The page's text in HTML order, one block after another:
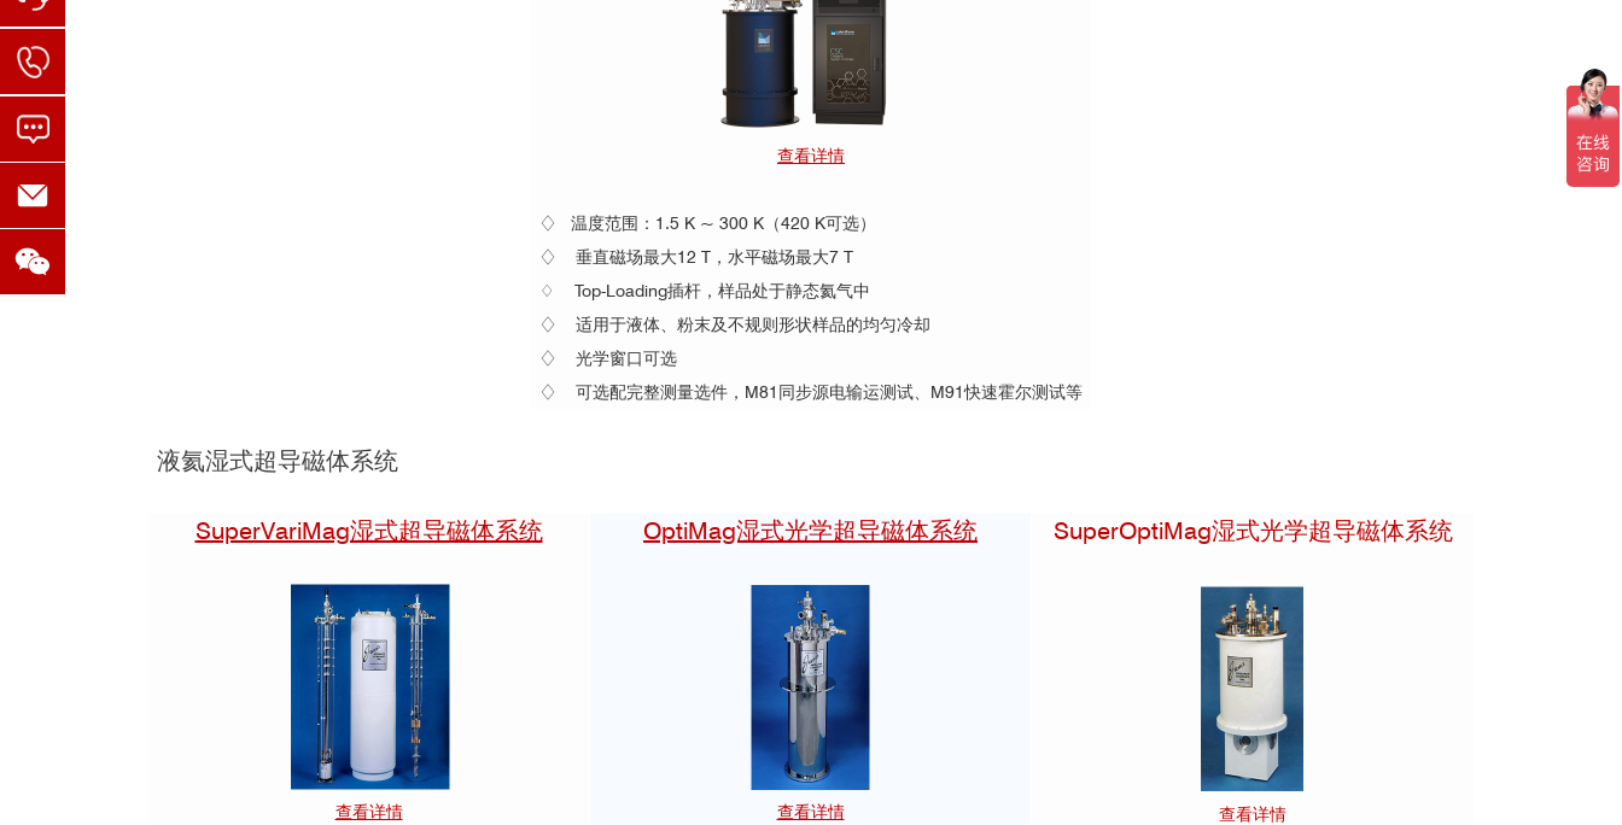
查看详情
♢ 温度范围：1.5 K ~ 300 K（420 K可选）
♢ 垂直磁场最大12 T，水平磁场最大7 T
♢ Top-Loading插杆，样品处于静态氦气中
♢ 适用于液体、粉末及不规则形状样品的均匀冷却
♢ 光学窗口可选
♢ 可选配完整测量选件，M81同步源电输运测试、M91快速霍尔测试等
液氦湿式超导磁体系统
SuperVariMag湿式超导磁体系统
查看详情
OptiMag湿式光学超导磁体系统
查看详情
SuperOptiMag湿式光学超导磁体系统
查看详情